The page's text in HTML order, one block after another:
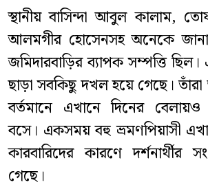
স্থানীয় বাসিন্দা আবুল কালাম,
আলমগীর হোসেনসহ অনেকে
জমিদারবাড়ির ব্যাপক সম্পত্তি
ছাড়া সবকিছু দখল হয়ে গেছে।
বর্তমানে এখানে দিনের
বসে। একসময় বহু ভ্রমণপিয়াসী
কারবারিদের কারণে
গেছে।